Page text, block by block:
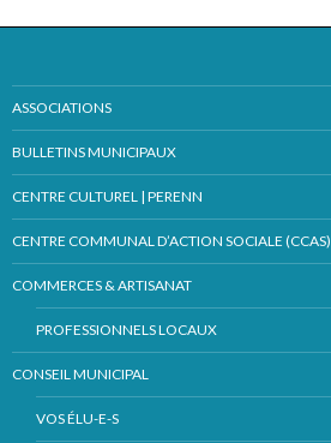
ASSOCIATIONS
BULLETINS MUNICIPAUX
CENTRE CULTUREL | PERENN
CENTRE COMMUNAL D’ACTION SOCIALE (CCAS)
COMMERCES & ARTISANAT
PROFESSIONNELS LOCAUX
CONSEIL MUNICIPAL
VOS ÉLU-E-S